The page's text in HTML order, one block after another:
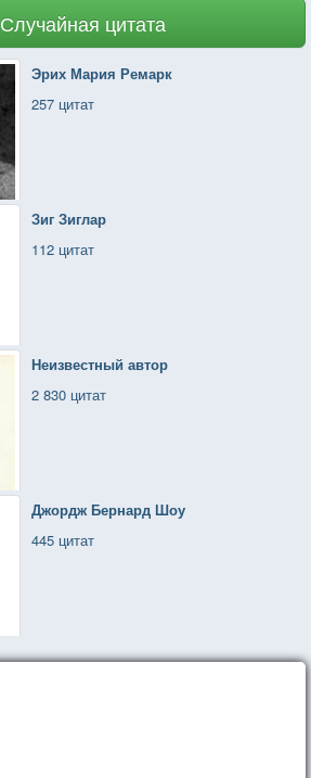
Случайная цитата
Эрих Мария Ремарк
257 цитат
Зиг Зиглар
112 цитат
Неизвестный автор
2 830 цитат
Джордж Бернард Шоу
445 цитат